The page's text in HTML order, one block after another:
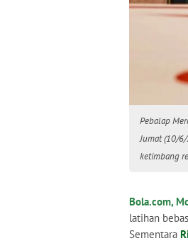
Pebalap
Jumat (10/
ketimbang
Bola.com,
latihan
Sementara